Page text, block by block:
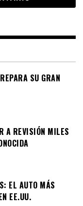
SU GRAN
A REVISIÓN MILES
EL AUTO MÁS
EE.UU.